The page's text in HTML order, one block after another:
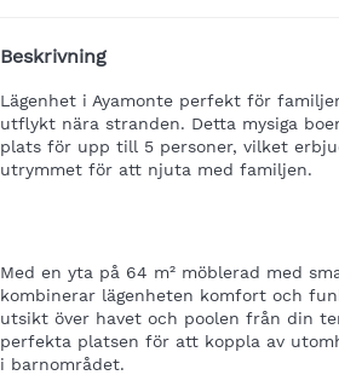
Beskrivning
Lägenhet i Ayamonte perfekt för
utflykt nära stranden. Detta mysiga
plats för upp till 5 personer, vilket
utrymmet för att njuta med familjen.
Med en yta på 64 m² möblerad med
kombinerar lägenheten komfort och
utsikt över havet och poolen från din
perfekta platsen för att koppla av
i barnområdet.